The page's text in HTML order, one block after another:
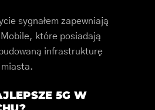
sygnałem zapewniają
które posiadają
infrastrukturę
miasta.
5G W